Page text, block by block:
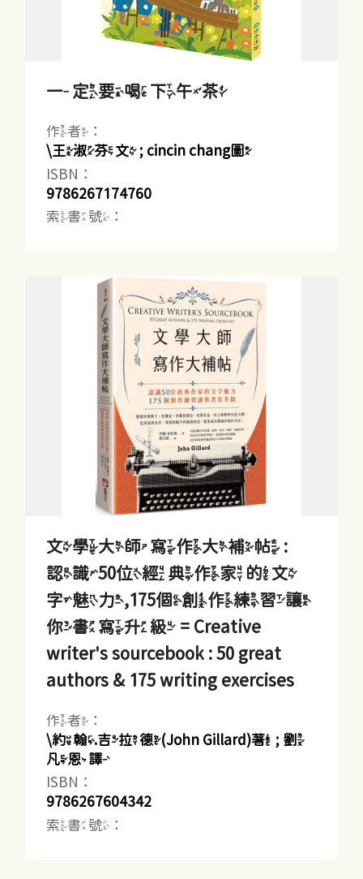
一定要喝下午茶
作者：
\王淑芬文 ; cincin chang圖
ISBN：
9786267174760
索書號：
文學大師寫作大補帖 :
認識50位經典作家的文
字魅力,175個創作練習讓
你書寫升級 = Creative
writer's sourcebook : 50 great
authors & 175 writing exercises
作者：
\約翰.吉拉德(John Gillard)著 ; 劉
凡恩譯
ISBN：
9786267604342
索書號：